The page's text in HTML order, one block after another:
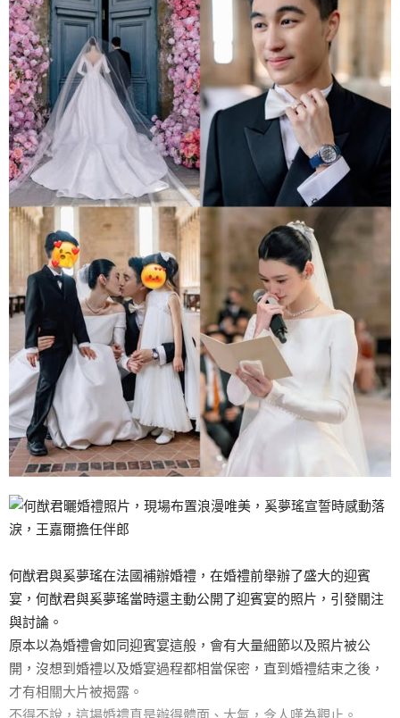
何猷君與奚夢瑤在法國補辦婚禮，在婚禮前舉辦了盛大的迎賓
宴，何猷君與奚夢瑤當時還主動公開了迎賓宴的照片，引發關注
與討論。
原本以為婚禮會如同迎賓宴這般，會有大量細節以及照片被公
開，沒想到婚禮以及婚宴過程都相當保密，直到婚禮結束之後，
才有相關大片被揭露。